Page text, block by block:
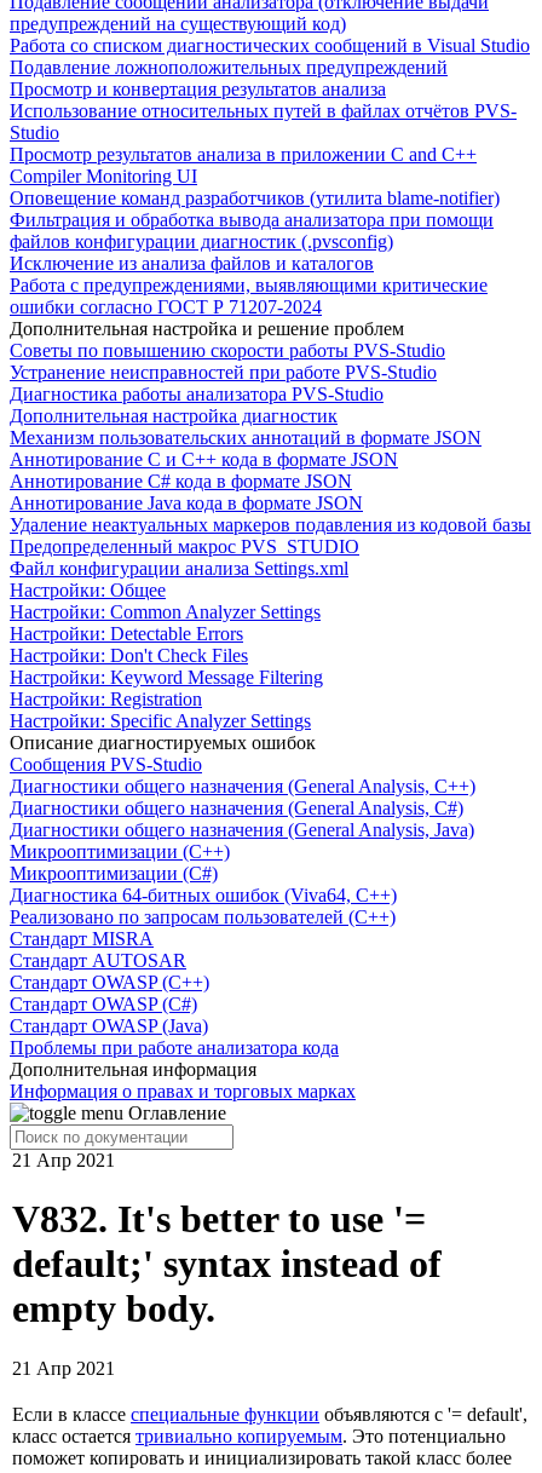
предупреждений на существующий код)
Работа со списком диагностических сообщений в Visual Studio
Подавление ложноположительных предупреждений
Просмотр и конвертация результатов анализа
Использование относительных путей в файлах отчётов PVS-
Studio
Просмотр результатов анализа в приложении C and C++
Compiler Monitoring UI
Оповещение команд разработчиков (утилита blame-notifier)
Фильтрация и обработка вывода анализатора при помощи
файлов конфигурации диагностик (.pvsconfig)
Исключение из анализа файлов и каталогов
Работа с предупреждениями, выявляющими критические
ошибки согласно ГОСТ Р 71207-2024
Дополнительная настройка и решение проблем
Советы по повышению скорости работы PVS-Studio
Устранение неисправностей при работе PVS-Studio
Диагностика работы анализатора PVS-Studio
Дополнительная настройка диагностик
Механизм пользовательских аннотаций в формате JSON
Аннотирование C и C++ кода в формате JSON
Аннотирование C# кода в формате JSON
Аннотирование Java кода в формате JSON
Удаление неактуальных маркеров подавления из кодовой базы
Предопределенный макрос PVS_STUDIO
Файл конфигурации анализа Settings.xml
Настройки: Общее
Настройки: Common Analyzer Settings
Настройки: Detectable Errors
Настройки: Don't Check Files
Настройки: Keyword Message Filtering
Настройки: Registration
Настройки: Specific Analyzer Settings
Описание диагностируемых ошибок
Сообщения PVS-Studio
Диагностики общего назначения (General Analysis, C++)
Диагностики общего назначения (General Analysis, C#)
Диагностики общего назначения (General Analysis, Java)
Микрооптимизации (C++)
Микрооптимизации (C#)
Диагностика 64-битных ошибок (Viva64, C++)
Реализовано по запросам пользователей (C++)
Cтандарт MISRA
Стандарт AUTOSAR
Стандарт OWASP (C++)
Стандарт OWASP (C#)
Стандарт OWASP (Java)
Проблемы при работе анализатора кода
Дополнительная информация
Информация о правах и торговых марках
Оглавление
21 Апр 2021
V832. It's better to use '=
default;' syntax instead of
empty body.
21 Апр 2021
Если в классе специальные функции объявляются с '= default',
класс остается тривиально копируемым. Это потенциально
поможет копировать и инициализировать такой класс более